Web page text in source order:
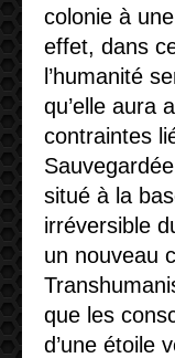
colonie à
effet, dans
l’humanité
qu’elle aura
contraintes
situé à la
irréversible
un nouveau
que les
d’une étoile